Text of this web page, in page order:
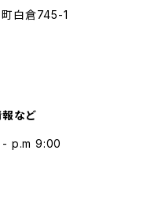
白倉745-1
報など
- p.m 9:00